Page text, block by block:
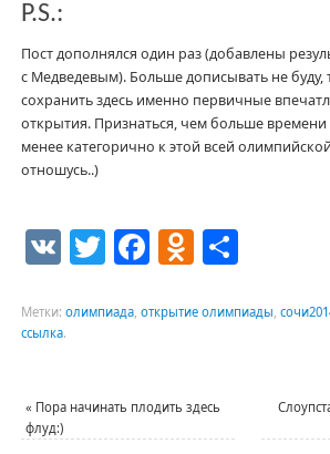
P.S.:
Пост дополнялся один раз (добавлены
с Медведевым). Больше дописывать не буду,
сохранить здесь именно первичные
открытия. Признаться, чем больше времени
менее категорично к этой всей
отношусь..)
VKTwitter
Facebook
Метки: олимпиада, открытие олимпиады
ссылка.
« Пора начинать плодить здесь
флуд:)